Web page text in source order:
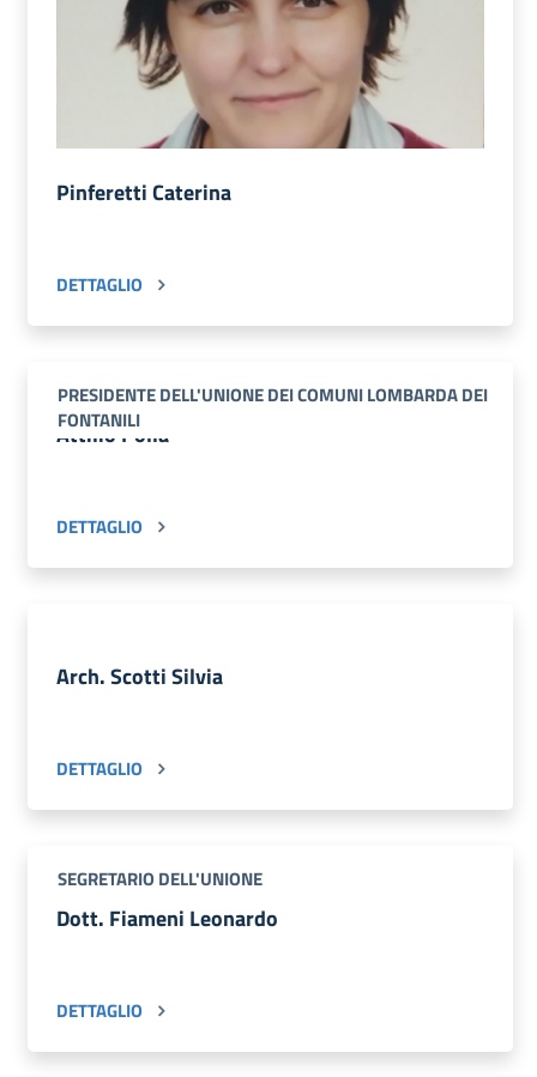
Pinferetti Caterina
DETTAGLIO
PRESIDENTE DELL'UNIONE DEI COMUNI LOMBARDA DEI
FONTANILI
Attilio Polla
DETTAGLIO
Arch. Scotti Silvia
DETTAGLIO
SEGRETARIO DELL'UNIONE
Dott. Fiameni Leonardo
DETTAGLIO